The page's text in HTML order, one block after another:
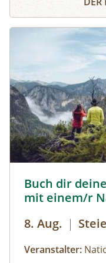
Instrumenten.
Buch dir
mit einem/r
8. Aug. |
Veranstalter: